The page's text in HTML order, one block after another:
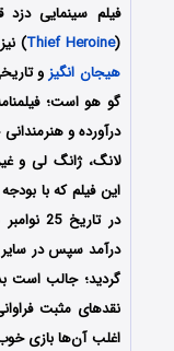
(
Thief Heroine
)
هیجان انگیز
گو هو است؛
درآورده و
لانگ، ژانگ لی و
درآمد سپس در سایر
گردید؛ جالب است
نقدهای مثبت
اغلب آن‌ها بازی خوب